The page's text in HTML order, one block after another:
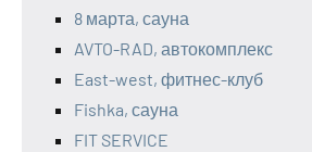
8 марта, сауна
AVTO-RAD, автокомплекс
East-west, фитнес-клуб
Fishka, сауна
FIT SERVICE